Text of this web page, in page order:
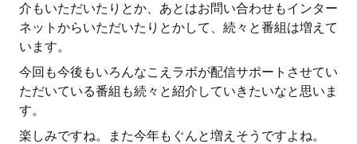
介もいただいたりとか、あとはお問い合わせもインター
ネットからいただいたりとかして、続々と番組は増えて
います。
今回も今後もいろんなこえラボが配信サポートさせてい
ただいている番組も続々と紹介していきたいなと思いま
す。
楽しみですね。また今年もぐんと増えそうですよね。